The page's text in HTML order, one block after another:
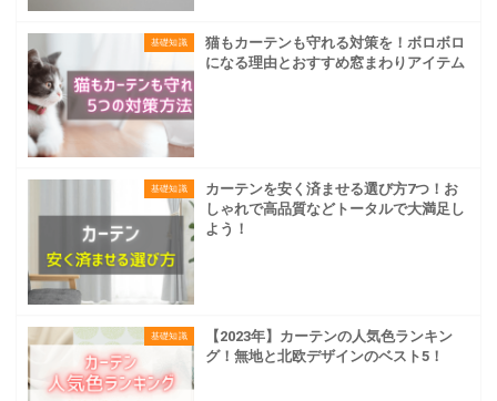
基礎知識
猫もカーテンも守れる対策を！ボロボロ
になる理由とおすすめ窓まわりアイテム
基礎知識
カーテンを安く済ませる選び方7つ！お
しゃれで高品質などトータルで大満足し
よう！
基礎知識
【2023年】カーテンの人気色ランキン
グ！無地と北欧デザインのベスト5！